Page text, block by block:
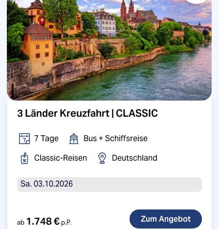
3 Länder Kreuzfahrt | CLASSIC
7 Tage
Bus + Schiffsreise
Classic-Reisen
Deutschland
Sa. 03.10.2026
ab 1.748 €p.P.